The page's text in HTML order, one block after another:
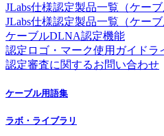
JLabs仕様認定製品一覧（ケー
JLabs仕様認定製品一覧（ケー
ケーブルDLNA認定機能
認定ロゴ・マーク使用ガイドラ
認定審査に関するお問い合わせ
ケーブル用語集
ラボ・ライブラリ